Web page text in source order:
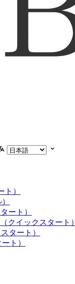
）
ート）
クイックスタート）
タート）
ト）